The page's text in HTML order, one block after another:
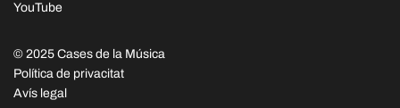
YouTube
© 2025 Cases de la Música
Política de privacitat
Avís legal